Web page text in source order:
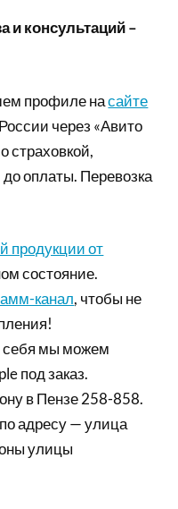
и консультаций –
профиле насайте
через «Авито
страховкой,
оплаты. Перевозка
продукции от
состояние.
канал, чтобы не
себя мы можем
под заказ.
в Пензе 258-858.
адресу — улица
улицы